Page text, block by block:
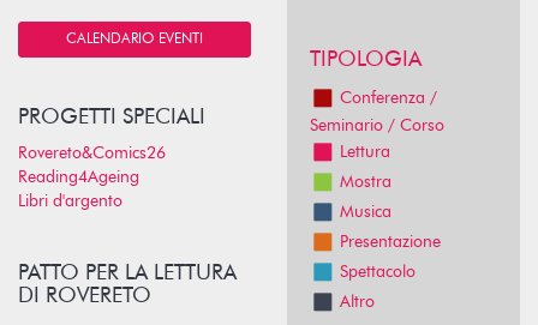
CALENDARIO EVENTI
PROGETTI SPECIALI
Rovereto&Comics26
Reading4Ageing
Libri d'argento
PATTO PER LA LETTURA
DI ROVERETO
TIPOLOGIA
Conferenza /
Seminario / Corso
Lettura
Mostra
Musica
Presentazione
Spettacolo
Altro